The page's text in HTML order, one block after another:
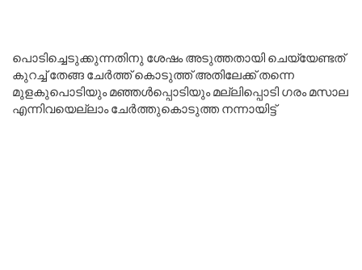
പൊടിച്ചെടുക്കുന്നതിനു ശേഷം അടുത്തതായി ചെയ്യേണ്ടത്
കുറച്ച് തേങ്ങ ചേർത്ത് കൊടുത്ത് അതിലേക്ക് തന്നെ
മുളകുപൊടിയും മഞ്ഞൾപ്പൊടിയും മല്ലിപ്പൊടി ഗരം മസാല
എന്നിവയെല്ലാം ചേർത്തുകൊടുത്ത നന്നായിട്ട്